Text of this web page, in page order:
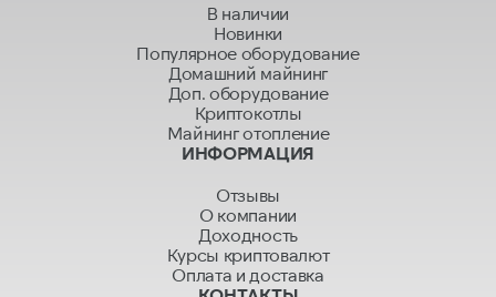
В наличии
Новинки
Популярное оборудование
Домашний майнинг
Доп. оборудование
Криптокотлы
Майнинг отопление
ИНФОРМАЦИЯ
Отзывы
О компании
Доходность
Курсы криптовалют
Оплата и доставка